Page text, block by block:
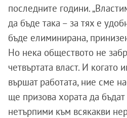
последните години.
да бъде така – за тях е
бъде елиминирана,
Но нека обществото не
четвъртата власт. И когато
вършат работата, ние сме
ще призова хората да
нетърпими към всякакви